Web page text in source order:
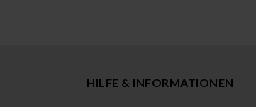
HILFE & INFORMATIONEN